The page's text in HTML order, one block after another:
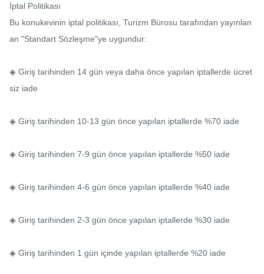
İptal Politikası
Bu konukevinin iptal politikası, Turizm Bürosu tarafından yayınlan
an "Standart Sözleşme"ye uygundur:
◈ Giriş tarihinden 14 gün veya daha önce yapılan iptallerde ücret
siz iade
◈ Giriş tarihinden 10-13 gün önce yapılan iptallerde %70 iade
◈ Giriş tarihinden 7-9 gün önce yapılan iptallerde %50 iade
◈ Giriş tarihinden 4-6 gün önce yapılan iptallerde %40 iade
◈ Giriş tarihinden 2-3 gün önce yapılan iptallerde %30 iade
◈ Giriş tarihinden 1 gün içinde yapılan iptallerde %20 iade